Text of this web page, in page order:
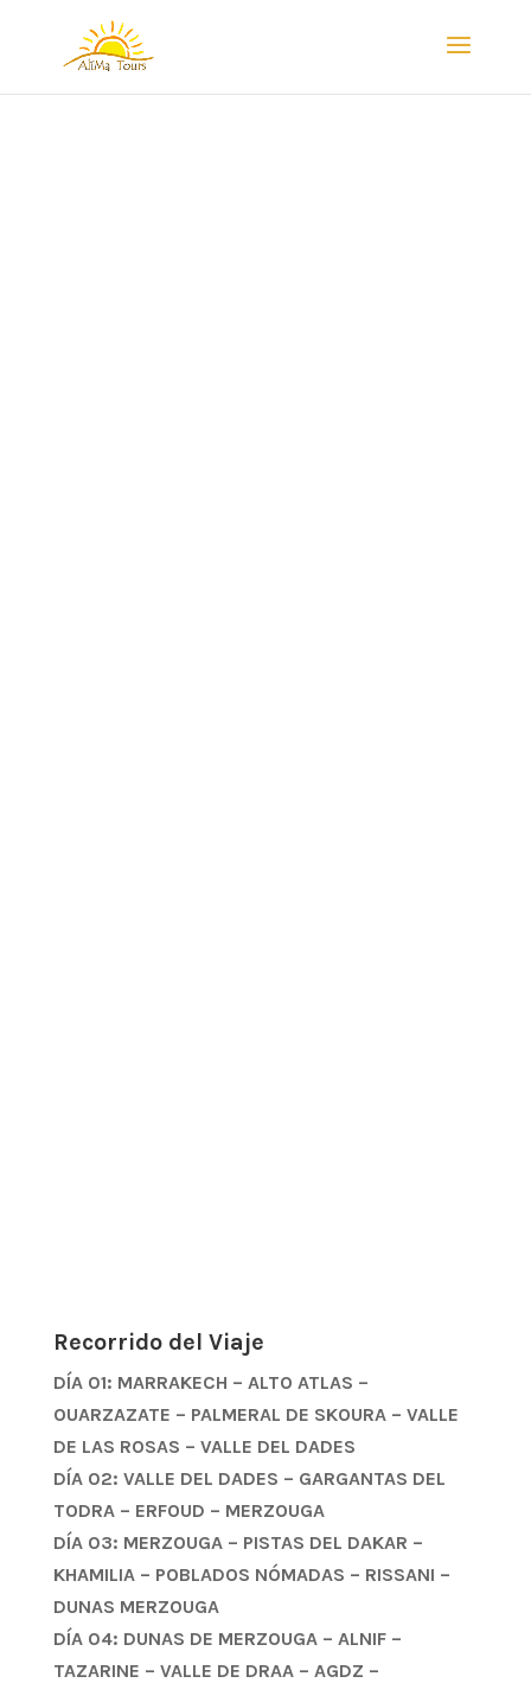
Recorrido del Viaje
DÍA 01: MARRAKECH – ALTO ATLAS –
OUARZAZATE – PALMERAL DE SKOURA – VALLE
DE LAS ROSAS – VALLE DEL DADES
DÍA 02: VALLE DEL DADES – GARGANTAS DEL
TODRA – ERFOUD – MERZOUGA
DÍA 03: MERZOUGA – PISTAS DEL DAKAR –
KHAMILIA – POBLADOS NÓMADAS – RISSANI –
DUNAS MERZOUGA
DÍA 04: DUNAS DE MERZOUGA – ALNIF –
TAZARINE – VALLE DE DRAA – AGDZ –